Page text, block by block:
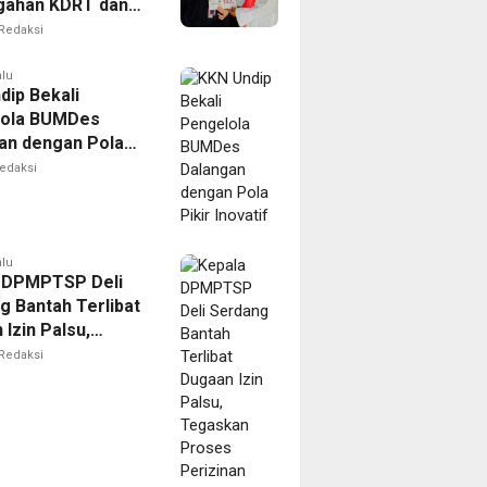
KDRT dan
Keluarga
Redaksi
Bekali
BUMDes
dengan Pola
Deli
Bantah Terlibat
Izin Palsu,
Proses
Redaksi